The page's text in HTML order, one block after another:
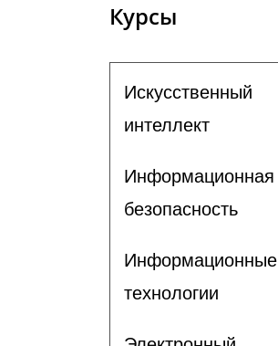
Курсы
Искусственный
интеллект
Информационная
безопасность
Информационные
технологии